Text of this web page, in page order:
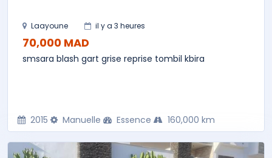
Laayoune il y a 3 heures
70,000 MAD
smsara blash gart grise reprise tombil kbira
2015 Manuelle Essence 160,000 km